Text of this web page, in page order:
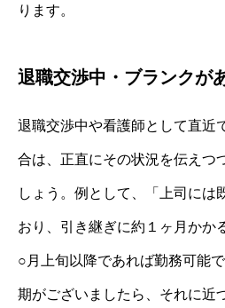
ります。
退職交渉中・ブランクが
退職交渉中や看護師として直近
合は、正直にその状況を伝えつ
しょう。例として、「上司には
おり、引き継ぎに約１ヶ月かか
○月上旬以降であれば勤務可能
期がございましたら、それに近